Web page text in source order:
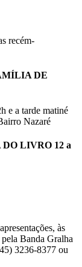
recém-
DE
e a tarde matiné
Nazaré
LIVRO 12 a
às
Banda Gralha
3236-8377 ou